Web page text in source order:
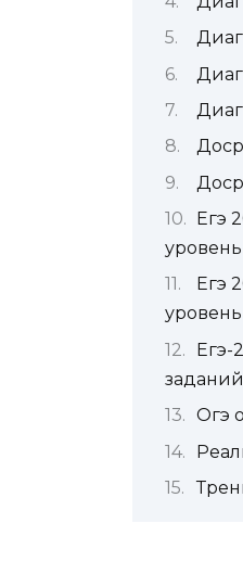
Егэ
Егэ
уровень
Егэ-
Огэ